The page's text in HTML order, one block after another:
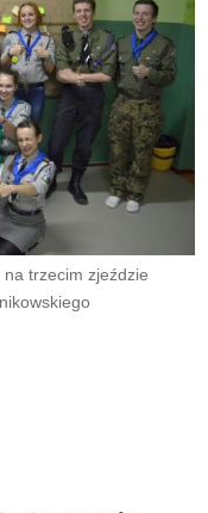
trzecim zjeździe